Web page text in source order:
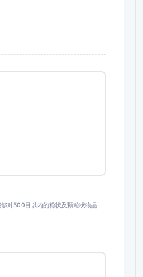
够对500目以内的粉状及颗粒状物品